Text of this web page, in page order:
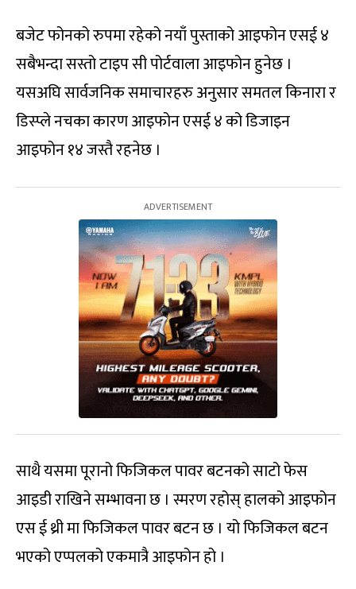
बजेट फोनको रुपमा रहेको नयाँ पुस्ताको आइफोन एसई ४
सबैभन्दा सस्तो टाइप सी पोर्टवाला आइफोन हुनेछ ।
यसअघि सार्वजनिक समाचारहरु अनुसार समतल किनारा र
डिस्प्ले नचका कारण आइफोन एसई ४ को डिजाइन
आइफोन १४ जस्तै रहनेछ ।
साथै यसमा पूरानो फिजिकल पावर बटनको साटो फेस
आइडी राखिने सम्भावना छ । स्मरण रहोस् हालको आइफोन
एस ई थ्री मा फिजिकल पावर बटन छ । यो फिजिकल बटन
भएको एप्पलको एकमात्रै आइफोन हो ।